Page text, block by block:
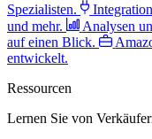
Spezialisten.
und mehr.
Analysen
auf einen Blick.
entwickelt.
Ressourcen
Lernen Sie von